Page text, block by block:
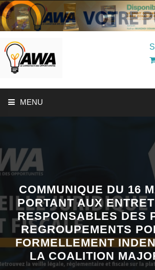
MENU
SOLUTIONS AUX ENTREPRISES
MON COMPTE
AWASHOP
VEILLE JURIDIQUE ET FISCALE
COMMUNIQUE DU 16
PORTANT AUX
RESPONSABLES DES
REGROUPEMENTS
FORMELLEMENT
LA COALITION